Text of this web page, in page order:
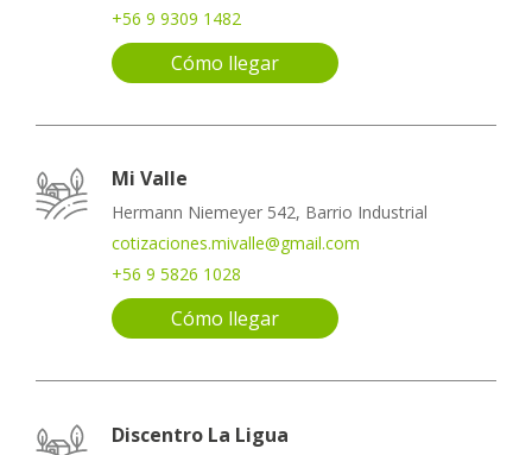
+56 9 9309 1482
Cómo llegar
Mi Valle
Hermann Niemeyer 542, Barrio Industrial
cotizaciones.mivalle@gmail.com
+56 9 5826 1028
Cómo llegar
Discentro La Ligua